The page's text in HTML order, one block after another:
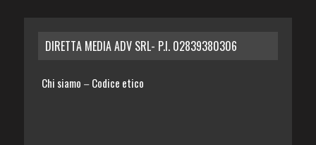
DIRETTA MEDIA ADV SRL- P.I. 02839380306
Chi siamo – Codice etico